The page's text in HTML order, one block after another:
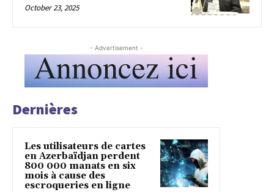
October 23, 2025
- Advertisement -
Dernières
Les utilisateurs de cartes
en Azerbaïdjan perdent
800 000 manats en six
mois à cause des
escroqueries en ligne